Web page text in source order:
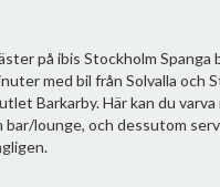
på ibis Stockholm Spanga
med bil från Solvalla och
Barkarby. Här kan du
bar/lounge, och dessutom